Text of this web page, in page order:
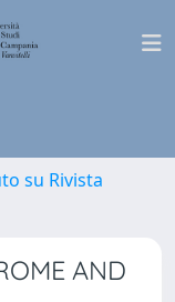
su Rivista
AND